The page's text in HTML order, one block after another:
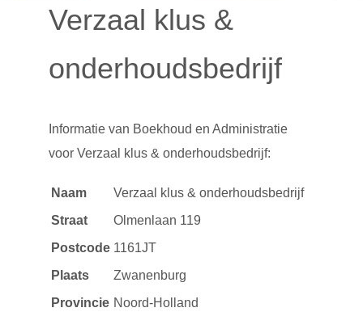
Verzaal klus &
onderhoudsbedrijf
Informatie van Boekhoud en Administratie
voor Verzaal klus & onderhoudsbedrijf:
Naam
Verzaal klus & onderhoudsbedrijf
Straat
Olmenlaan 119
Postcode 1161JT
Plaats
Zwanenburg
Provincie Noord-Holland